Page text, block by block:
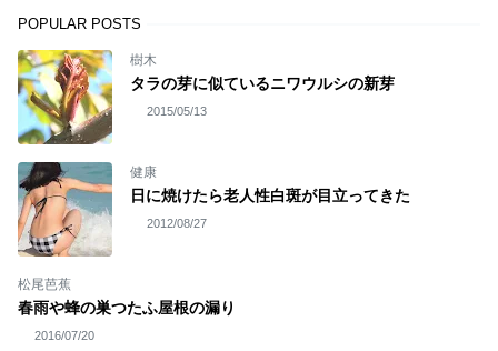
POPULAR POSTS
樹木
タラの芽に似ているニワウルシの新芽
2015/05/13
健康
日に焼けたら老人性白斑が目立ってきた
2012/08/27
松尾芭蕉
春雨や蜂の巣つたふ屋根の漏り
2016/07/20